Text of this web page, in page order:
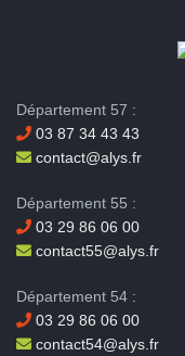
Département 57 :
03 87 34 43 43
contact@alys.fr
Département 55 :
03 29 86 06 00
contact55@alys.fr
Département 54 :
03 29 86 06 00
contact54@alys.fr